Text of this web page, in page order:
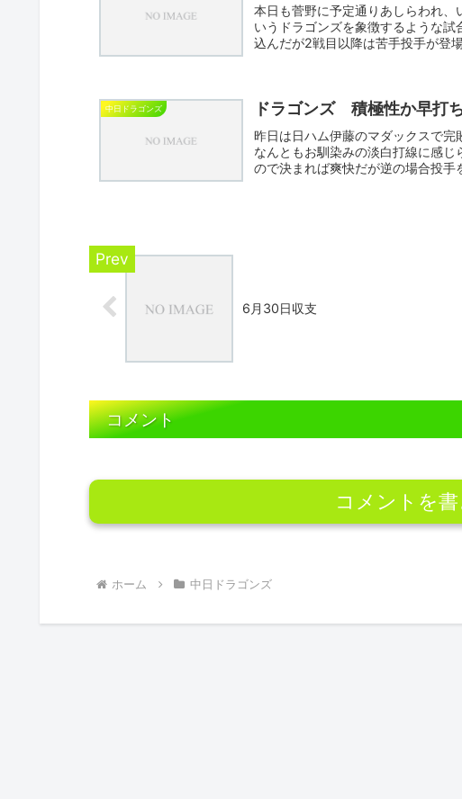
本日も菅野に予定通りあしらわれ、
いうドラゴンズを象徴するような
込んだが2戦目以降は苦手投手が登
中日ドラゴンズ ドラゴンズ 積極性か早打
昨日は日ハム伊藤のマダックスで完
なんともお馴染みの淡白打線に感
ので決まれば爽快だが逆の場合投手
6月30日収支
コメント
コメントを
ホーム 中日ドラゴンズ